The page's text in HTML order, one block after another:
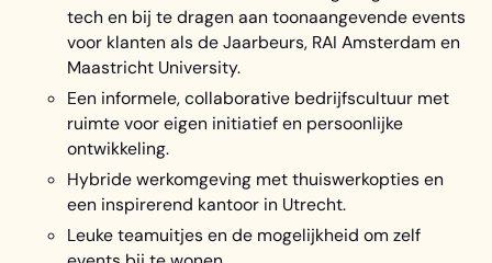
tech en bij te dragen aan toonaangevende events
voor klanten als de Jaarbeurs, RAI Amsterdam en
Maastricht University.
Een informele, collaborative bedrijfscultuur met
ruimte voor eigen initiatief en persoonlijke
ontwikkeling.
Hybride werkomgeving met thuiswerkopties en
een inspirerend kantoor in Utrecht.
Leuke teamuitjes en de mogelijkheid om zelf